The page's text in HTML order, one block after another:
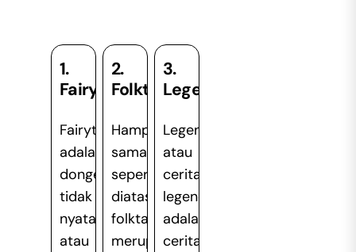
1.
Fairytale
Fairytale
adalah
dongeng
tidak
nyata
atau
2.
Folktale
Hampir
sama
seperti
diatas,
folktale
merupakan
3.
Legend
Legend
atau
cerita
legenda
adalah
cerita